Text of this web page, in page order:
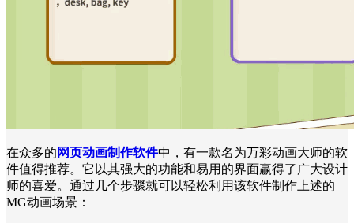
在众多的 网页动画制作软件中，有一款名为万彩动画大师的软
件值得推荐。它以其强大的功能和易用的界面赢得了广大设计
师的喜爱。通过几个步骤就可以轻松利用该软件制作上述的
MG动画场景：